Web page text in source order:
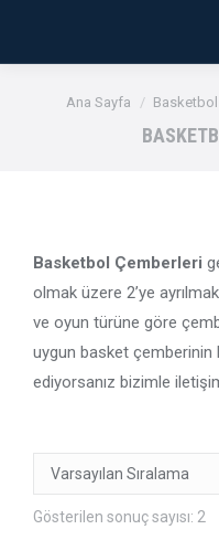
Buradasınız:
Ana Sayfa Basketbol
Basketbol Çemberleri
olmak üzere 2’ye
ve oyun türüne göre
uygun basket
ediyorsanız bizimle
Gösterilen sonuç sayısı: 2